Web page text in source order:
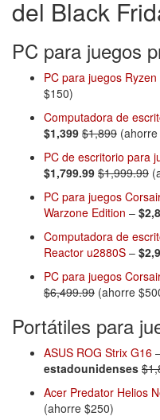
del Black
PC para juegos
PC para juegos
$150)
Computadora de
$1,399 $1,899
PC de escritorio para
$1,799.99 $1,999.99
PC para juegos
Warzone Edition –
Computadora de
Reactor u2880S –
PC para juegos
$6,499.99 (ahorre
Portátiles para
ASUS ROG Strix G16
estadounidenses
Acer Predator Helios
(ahorre $250)